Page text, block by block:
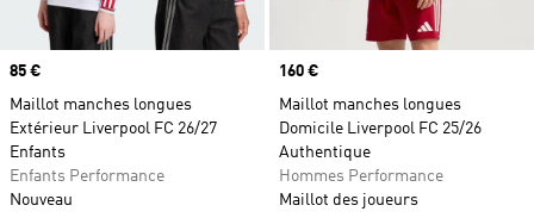
Prix
85 €
Maillot manches longues
Extérieur Liverpool FC 26/27
Enfants
Enfants Performance
Nouveau
Prix
160 €
Maillot manches longues
Domicile Liverpool FC 25/26
Authentique
Hommes Performance
Maillot des joueurs